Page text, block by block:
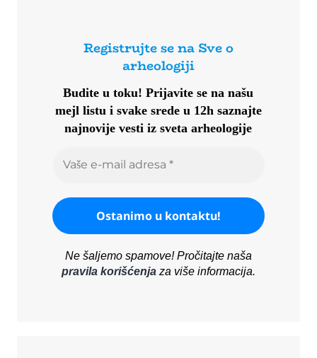
Registrujte se na Sve o
arheologiji
Budite u toku!Prijavite se na našu
mejl listu i svake srede u 12h saznajte
najnovije vesti iz sveta arheologije
Ne šaljemo spamove! Pročitajte naša
pravila korišćenjaza više informacija.